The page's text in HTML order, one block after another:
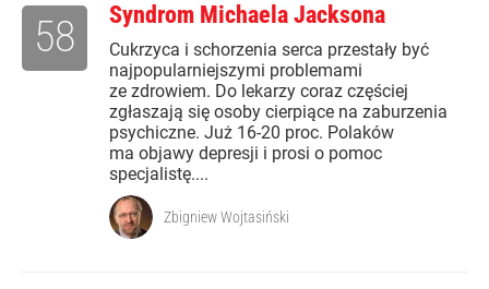
Syndrom Michaela Jacksona
Cukrzyca i schorzenia serca przestały być
najpopularniejszymi problemami
ze zdrowiem. Do lekarzy coraz częściej
zgłaszają się osoby cierpiące na zaburzenia
psychiczne. Już 16-20 proc. Polaków
ma objawy depresji i prosi o pomoc
specjalistę....
58
Zbigniew Wojtasiński